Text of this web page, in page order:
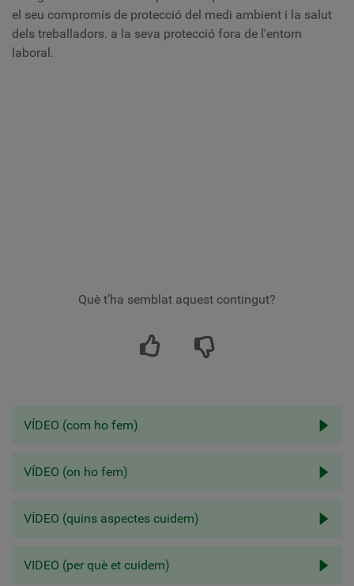
el seu compromís de protecció del medi ambient i la salut
dels treballadors. a la seva protecció fora de l'entorn
laboral.
Què t’ha semblat aquest contingut?
VÍDEO (com ho fem)
VÍDEO (on ho fem)
VÍDEO (quins aspectes cuidem)
VIDEO (per què et cuidem)